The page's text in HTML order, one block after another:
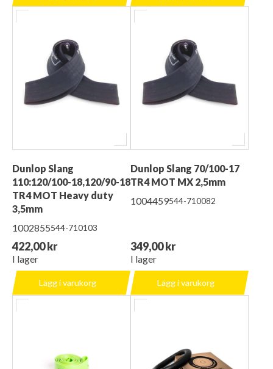
Dunlop Slang
110:120/100-18,120/90-18
TR4 MOT Heavy duty
3,5mm
1002855544-710103
422,00 kr
I lager
Lägg i varukorg
Dunlop Slang 70/100-17
TR4 MOT MX 2,5mm
1004459544-710082
349,00 kr
I lager
Lägg i varukorg